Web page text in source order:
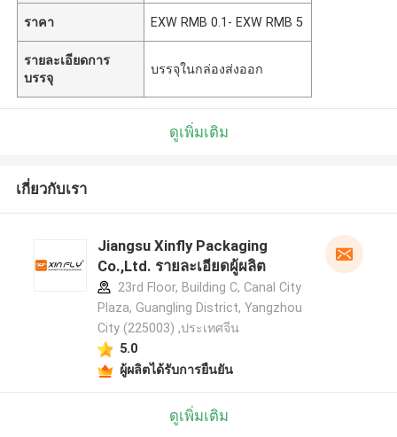
ราคา EXW RMB 0.1- EXW RMB 5
รายละเอียดการ
บรรจุ
บรรจุในกล่องส่งออก
ดูเพิ่มเติม
เกี่ยวกับเรา
Jiangsu Xinfly Packaging
Co.,Ltd. รายละเอียดผู้ผลิต
23rd Floor, Building C, Canal City
Plaza, Guangling District, Yangzhou
City (225003) ,ประเทศจีน
5.0
ผู้ผลิตได้รับการยืนยัน
ดูเพิ่มเติม